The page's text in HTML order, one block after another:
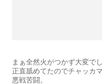
まぁ全然火がつかず大変で
正直舐めてたのでチャッカ
悪戦苦闘。